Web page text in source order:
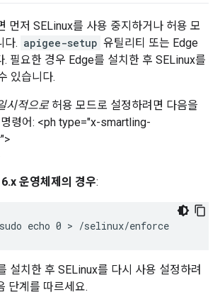
먼저 SELinux를 사용 중지하거나 허용 모
다. apigee-setup 유틸리티 또는 Edge
. 필요한 경우 Edge를 설치한 후 SELinux를
있습니다.
시적으로허용 모드로 설정하려면 다음을
령어: <ph type="x-smartling-
운영체제의 경우:
sudo echo 0 > /selinux/enforce
설치한 후 SELinux를 다시 사용 설정하려
단계를 따르세요.